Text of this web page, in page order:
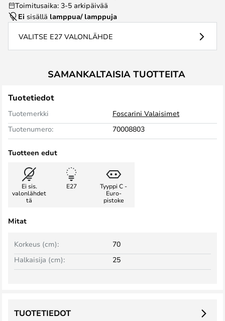
Toimitusaika: 3-5 arkipäivää
Ei sisällä lamppua/ lamppuja
VALITSE E27 VALONLÄHDE
SAMANKALTAISIA TUOTTEITA
Tuotetiedot
Tuotemerkki
Foscarini Valaisimet
Tuotenumero:
70008803
Tuotteen edut
Ei sis.
valonlähdet
tä
E27
Tyyppi C -
Euro-
pistoke
Mitat
Korkeus (cm):
70
Halkaisija (cm):
25
TUOTETIEDOT